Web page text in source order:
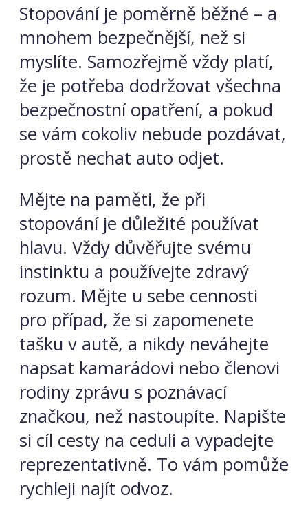
Stopování je poměrně běžné – a
mnohem bezpečnější, než si
myslíte. Samozřejmě vždy platí,
že je potřeba dodržovat všechna
bezpečnostní opatření, a pokud
se vám cokoliv nebude pozdávat,
prostě nechat auto odjet.
Mějte na paměti, že při
stopování je důležité používat
hlavu. Vždy důvěřujte svému
instinktu a používejte zdravý
rozum. Mějte u sebe cennosti
pro případ, že si zapomenete
tašku v autě, a nikdy neváhejte
napsat kamarádovi nebo členovi
rodiny zprávu s poznávací
značkou, než nastoupíte. Napište
si cíl cesty na ceduli a vypadejte
reprezentativně. To vám pomůže
rychleji najít odvoz.